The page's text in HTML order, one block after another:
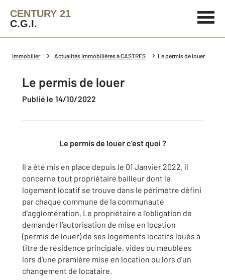
CENTURY 21
C.G.I.
Immobilier Actualités immobilières à CASTRES Le permis de louer
Le permis de louer
Publié le 14/10/2022
Le permis de louer c’est quoi ?
Il a été mis en place depuis le 01 Janvier 2022, il
concerne tout propriétaire bailleur dont le
logement locatif se trouve dans le périmètre défini
par chaque commune de la communauté
d’agglomération. Le propriétaire a l’obligation de
demander l’autorisation de mise en location
(permis de louer) de ses logements locatifs loués à
titre de résidence principale, vides ou meublées
lors d’une première mise en location ou lors d’un
changement de locataire.